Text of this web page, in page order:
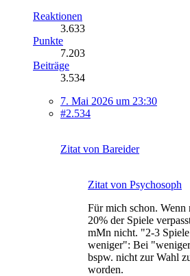
Reaktionen
3.633
Punkte
7.203
Beiträge
3.534
7. Mai 2026 um 23:30
#2.534
Zitat von Bareider
Zitat von Psychosoph
Für mich schon. Wenn
20% der Spiele
mMn nicht. "2-3
weniger": Bei
bspw. nicht zur Wahl
worden.